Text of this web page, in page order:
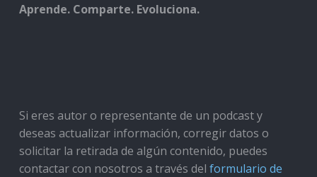
Aprende. Comparte. Evoluciona.
Si eres autor o representante de un podcast y
deseas actualizar información, corregir datos o
solicitar la retirada de algún contenido, puedes
contactar con nosotros a través del formulario de